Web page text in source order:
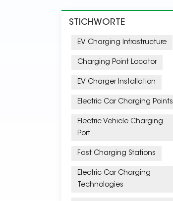
STICHWORTE
EV Charging Infrastructure
Charging Point Locator
EV Charger Installation
Electric Car Charging Points
Electric Vehicle Charging
Port
Fast Charging Stations
Electric Car Charging
Technologies